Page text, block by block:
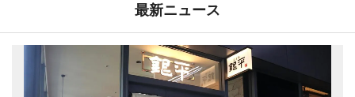
最新ニュース